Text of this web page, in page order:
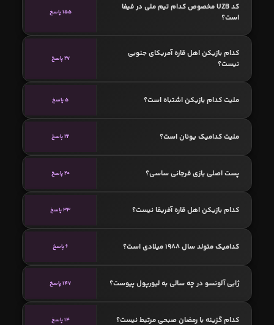
کد UZB مخصوص کدام تیم ملی در فیفا
است؟
155 پاسخ
کدام بازیکن اهل قاره آمریکای جنوبی
نیست؟
27 پاسخ
ملیت کدام بازیکن اشتباه است؟ 5 پاسخ
ملیت کدامیک یونان است؟ 22 پاسخ
پست اصلی بازی فرجانی ساسی؟ 20 پاسخ
کدام بازیکن اهل قاره آفریقا نیست؟ 33 پاسخ
کدامیک متولد سال 1988 میلادی است؟ 6 پاسخ
ژابی آلونسو در چه سالی به لیورپول پیوست؟ 147 پاسخ
کدام گزینه با رمضان صبحی مرتبط نیست؟ 14 پاسخ